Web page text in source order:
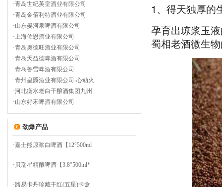
·青岛世纪英皇酒业有限公司
·青岛金佰利特酒业有限公司
·山东晏河泉啤酒有限公司
·上海佐恩酒业有限公司
·青岛奥德旺酒业有限公司
·青岛天益德啤酒有限公司
·青岛鲁雪啤酒有限公司
·青州皇爵酒业有限公司-心动火
·河北衡水老白干酿酒集团九州
·山东好禾啤酒有限公司
劲爆产品
·嘉士熊原浆白啤酒【12°500ml
· 贝瑞星精酿啤酒【3.8°500ml*
·路易卡丹珍藏干红(五星)卡盒
1、得天独厚的
孕育出琼浆玉
蜀相老酒微生